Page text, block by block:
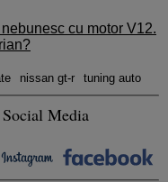
cu motor V12.
nissan gt-r tuning auto
Media